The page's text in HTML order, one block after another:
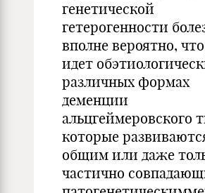
генетической
гетерогенности
вполне вероятно,
идет
различных формах
деменции
альцгеймеровского
которые
общим или даже
частично